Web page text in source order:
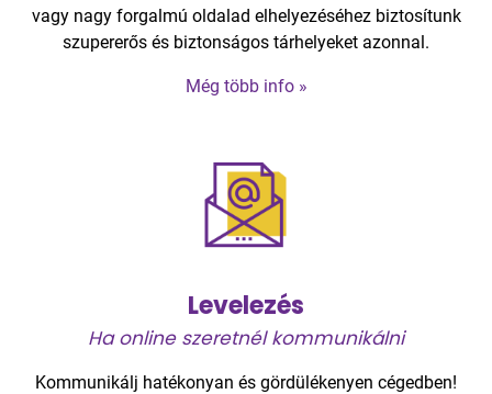
vagy nagy forgalmú oldalad elhelyezéséhez biztosítunk
szupererős és biztonságos tárhelyeket azonnal.
Még több info »
Levelezés
Ha online szeretnél kommunikálni
Kommunikálj hatékonyan és gördülékenyen cégedben!